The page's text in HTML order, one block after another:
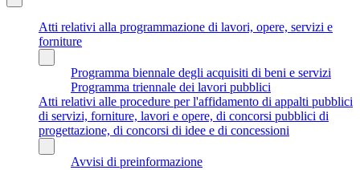
Atti relativi alla programmazione di lavori, opere, servizi e
forniture
Programma biennale degli acquisiti di beni e servizi
Programma triennale dei lavori pubblici
Atti relativi alle procedure per l'affidamento di appalti pubblici
di servizi, forniture, lavori e opere, di concorsi pubblici di
progettazione, di concorsi di idee e di concessioni
Avvisi di preinformazione